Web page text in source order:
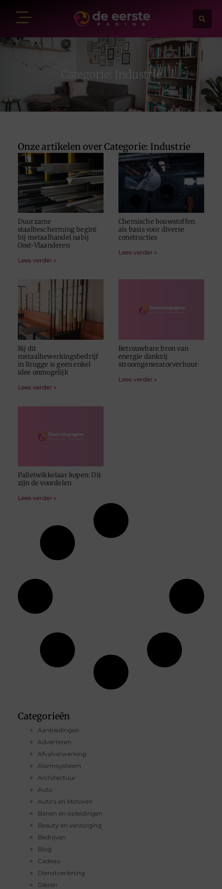
Categorie: Industrie
Categorieën
Aanbiedingen
Adverteren
Afvalverwerking
Alarmsysteem
Architectuur
Auto
Auto's en Motoren
Banen en opleidingen
Beauty en verzorging
Bedrijven
Blog
Cadeau
Dienstverlening
Dieren
Onze artikelen over Categorie: Industrie
Duurzame
staalbescherming begint
bij metaalhandel nabij
Oost-Vlaanderen
Lees verder »
Chemische bouwstoffen
als basis voor diverse
constructies
Lees verder »
Bij dit
metaalbewerkingsbedrijf
in Brugge is geen enkel
idee onmogelijk
Lees verder »
Betrouwbare bron van
energie dankzij
stroomgeneratorverhuur
Lees verder »
Palletwikkelaar kopen: Dit
zijn de voordelen
Lees verder »